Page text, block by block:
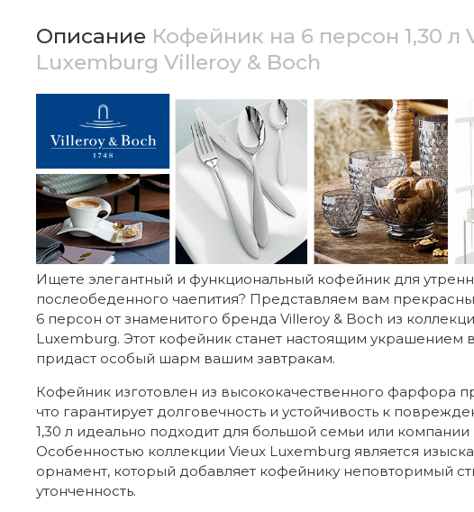
Описание Кофейник на 6 персон 1,30 л
Luxemburg Villeroy & Boch
Ищете элегантный и функциональный кофейник для
послеобеденного чаепития? Представляем вам
6 персон от знаменитого бренда Villeroy & Boch из
Luxemburg. Этот кофейник станет настоящим украшением
придаст особый шарм вашим завтракам.
Кофейник изготовлен из высококачественного фарфора
что гарантирует долговечность и устойчивость к
1,30 л идеально подходит для большой семьи или компании
Особенностью коллекции Vieux Luxemburg является
орнамент, который добавляет кофейнику неповторимый
утонченность.